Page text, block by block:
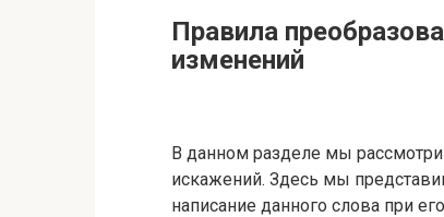
Правила
изменений
В данном разделе мы
искажений. Здесь мы
написание данного слова при